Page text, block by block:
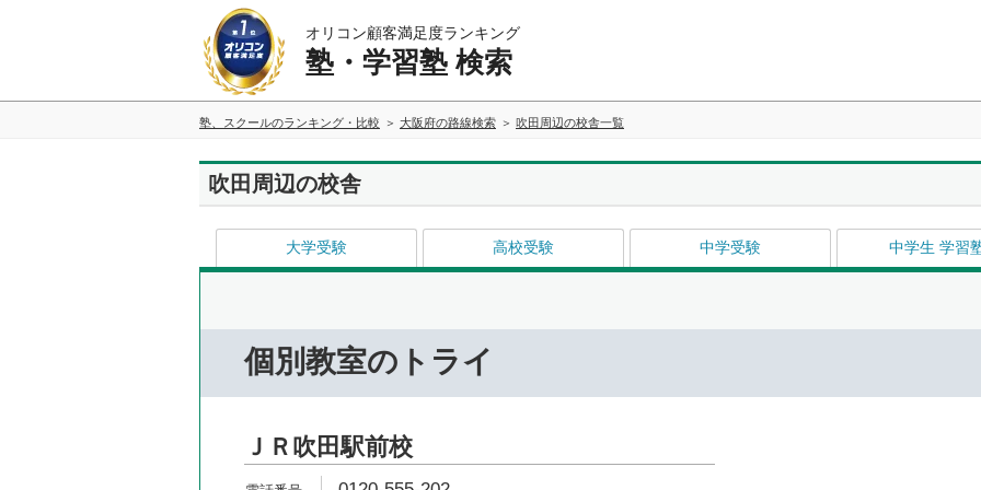
オリコン顧客満足度ランキング
塾・学習塾 検索
塾、スクールのランキング・比較 大阪府の路線検索 吹田周辺の校舎一覧
吹田周辺の校舎
大学受験 高校受験 中学受験 中学生 学習
個別教室のトライ
ＪＲ吹田駅前校